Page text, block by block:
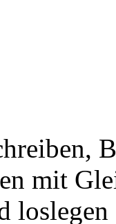
mit
loslegen